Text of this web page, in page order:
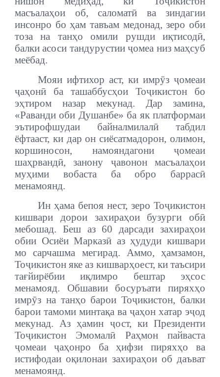
масъалаҳои об, саломатӣ ва зиндагии
инсонро бо ҳам тавъам медонад, зеро оби
тоза на танҳо омили рушди иқтисодӣ,
балки асоси тандурустии ҷомеа низ маҳсуб
меёбад.
Мояи ифтихор аст, ки имрӯз ҷомеаи
ҷаҳонӣ ба ташаббусҳои Тоҷикистон бо
эҳтиром назар мекунад. Дар замина,
«Раванди оби Душанбе» ба як платформаи
эътирофшудаи байналмилалӣ табдил
ёфтааст, ки дар он сиёсатмадорон, олимон,
коршиносон, намояндагони ҷомеаи
шаҳрвандӣ, занону ҷавонон масъалаҳои
муҳими вобаста ба обро баррасӣ
менамоянд.
Ин ҳама бепоя нест, зеро Тоҷикистон
кишвари дорои захираҳои бузурги обӣ
мебошад. Беш аз 60 дарсади захираҳои
обии Осиёи Марказӣ аз ҳудуди кишвари
мо сарчашма мегирад. Аммо, ҳамзамон,
Тоҷикистон яке аз кишварҳоест, ки таъсири
тағйирёбии иқлимро бештар эҳсос
менамояд. Обшавии босуръати пиряхҳо
имрӯз на танҳо барои Тоҷикистон, балки
барои тамоми минтақа ва ҷаҳон хатар эҷод
мекунад.
Аз ҳамин ҷост, ки Президенти
Тоҷикистон Эмомалӣ Раҳмон пайваста
ҷомеаи ҷаҳонро ба ҳифзи пиряхҳо ва
истифодаи оқилонаи захираҳои об даъват
менамоянд.